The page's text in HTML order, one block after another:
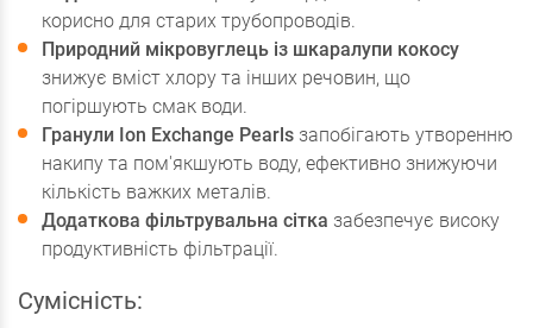
корисно для старих трубопроводів.
Природний мікровуглець із шкаралупи кокосу
знижує вміст хлору та інших речовин, що
погіршують смак води.
Гранули Ion Exchange Pearls запобігають утворенню
накипу та пом'якшують воду, ефективно знижуючи
кількість важких металів.
Додаткова фільтрувальна сітка забезпечує високу
продуктивність фільтрації.
Сумісність: